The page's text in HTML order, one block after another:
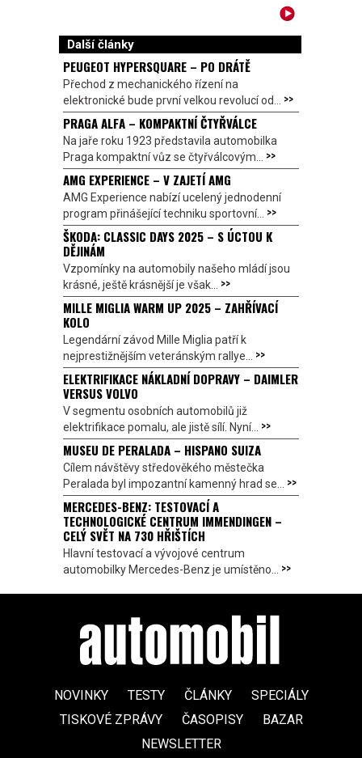
Další články
PEUGEOT HYPERSQUARE – PO DRÁTĚ
Přechod z mechanického řízení na
elektronické bude první velkou revolucí od... >>
PRAGA ALFA – KOMPAKTNÍ ČTYŘVÁLCE
Na jaře roku 1923 představila automobilka
Praga kompaktní vůz se čtyřválcovým... >>
AMG EXPERIENCE – V ZAJETÍ AMG
AMG Experience nabízí ucelený jednodenní
program přinášející techniku sportovní... >>
ŠKODA: CLASSIC DAYS 2025 – S ÚCTOU K
DĚJINÁM
Vzpomínky na automobily našeho mládí jsou
krásné, ještě krásnější je však... >>
MILLE MIGLIA WARM UP 2025 – ZAHŘÍVACÍ
KOLO
Legendární závod Mille Miglia patří k
nejprestižnějším veteránským rallye... >>
ELEKTRIFIKACE NÁKLADNÍ DOPRAVY – DAIMLER
VERSUS VOLVO
V segmentu osobních automobilů již
elektrifikace pomalu, ale jistě sílí. Nyní... >>
MUSEU DE PERALADA – HISPANO SUIZA
Cílem návštěvy středověkého městečka
Peralada byl impozantní kamenný hrad se... >>
MERCEDES-BENZ: TESTOVACÍ A
TECHNOLOGICKÉ CENTRUM IMMENDINGEN –
CELÝ SVĚT NA 730 HŘIŠTÍCH
Hlavní testovací a vývojové centrum
automobilky Mercedes-Benz je umístěno... >>
NOVINKY TESTY ČLÁNKY
SPECIÁLY
TISKOVÉ ZPRÁVY
ČASOPISY
BAZAR
NEWSLETTER